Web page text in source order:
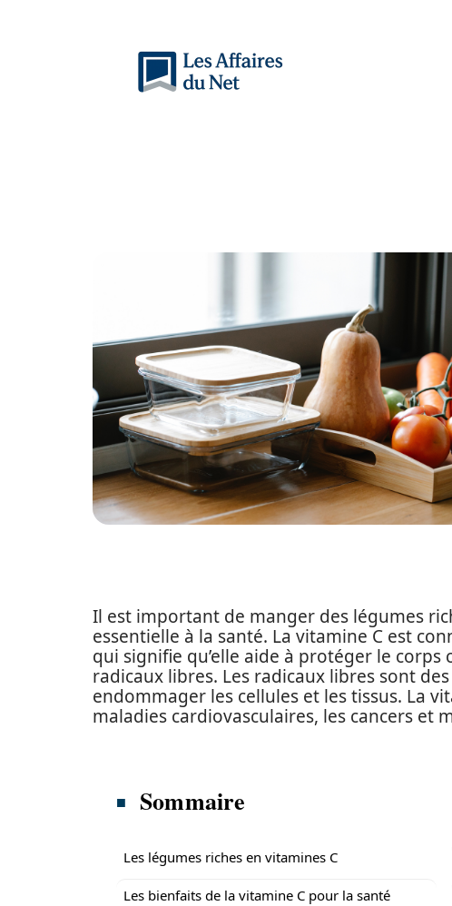
Il est important de manger des légumes
essentielle à la santé. La vitamine C est
qui signifie qu’elle aide à protéger le
radicaux libres. Les radicaux libres sont
endommager les cellules et les tissus. La
maladies cardiovasculaires, les cancers et
Sommaire
Les légumes riches en vitamines C
Les bienfaits de la vitamine C pour la santé